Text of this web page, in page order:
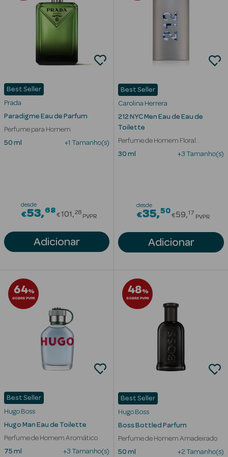
Esfoliantes
Depilatórios
Bronzeadores
Massajadores
Corporais
Acessórios
Ver Tudo
Cosmética
Hidratantes
Séruns Faciais
Best Seller
Prada
Paradigme Eau de Parfum
Perfume para Homem
50 ml
+1 Tamanho(s)
desde
€53 68Price reduced from
€101 28
PVPR
Adicionar
Best Seller
Carolina Herrera
212 NYC Men Eau de Eau de
Toilette
Perfume de Homem Floral
Amadeirado
30 ml +3 Tamanho(s)
desde
€35 50Price
€59 17
PVPR
Adicionar
64%
SOBRE PVPR
Best Seller
Hugo Boss
Hugo Man Eau de Toilette
Perfume de Homem Aromático
75 ml
+3 Tamanho(s)
48%
SOBRE PVPR
Best Seller
Hugo Boss
Boss Bottled Parfum
Perfume de Homem Amadeirado
50 ml
+2 Tamanho(s)